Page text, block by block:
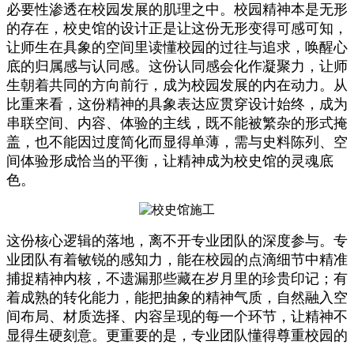
必要性渗透在校园发展的肌理之中。校园精神本是无形
的存在，校史馆的设计正是让这份无形变得可感可知，
让师生在具象的空间里读懂校园的过往与追求，唤醒心
底的归属感与认同感。这份认同感会化作凝聚力，让师
生朝着共同的方向前行，成为校园发展的内在动力。从
比重来看，这份精神的具象表达应贯穿设计始终，成为
串联空间、内容、体验的主线，既不能被繁杂的形式掩
盖，也不能因过度简化而显得单薄，需与史料陈列、空
间体验形成恰当的平衡，让精神成为校史馆的灵魂底
色。
这份核心逻辑的落地，离不开专业团队的深度参与。专
业团队有着敏锐的感知力，能在校园的点滴细节中精准
捕捉精神内核，不遗漏那些藏在岁月里的珍贵印记；有
着成熟的转化能力，能把抽象的精神气质，自然融入空
间布局、材质选择、内容呈现的每一个环节，让精神不
显得生硬刻意。更重要的是，专业团队懂得尊重校园的